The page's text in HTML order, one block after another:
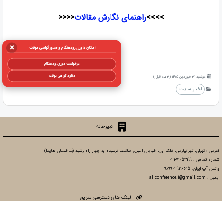
>>>>راهنمای نگارش مقالات<<<<
دوشنبه 31 فروردین 1405 (3 ماه قبل )
اخبار سایت
دبیرخانه
آدرس : تهران، تهرانپارس، فلکه اول، خیابان امیری طائمه، نرسیده به چهار راه رشید (ساختمان هایدا)
شماره تماس : 71053199-021
واتس آپ ایران: 989902936615+
ایمیل : allconference.i@gmail.com
لینک های دسترسی سریع
× امکان داوری زودهنگام و صدور گواهی موقت
درخواست داوری زودهنگام
دانلود گواهی موقت